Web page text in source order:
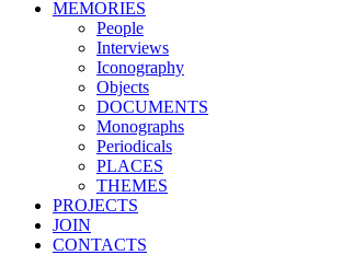
MEMORIES
People
Interviews
Iconography
Objects
DOCUMENTS
Monographs
Periodicals
PLACES
THEMES
PROJECTS
JOIN
CONTACTS